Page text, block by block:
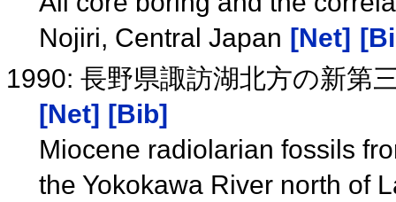
Nojiri, Central Japan [Net]
1990: 長野県諏訪湖北方の新第
[Net] [Bib]
Miocene radiolarian fossils
the Yokokawa River north of